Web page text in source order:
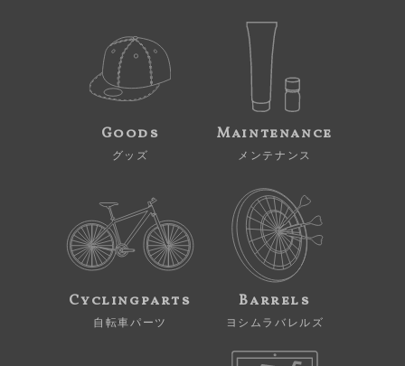
Goods
グッズ
Maintenance
メンテナンス
Cyclingparts
自転車パーツ
Barrels
ヨシムラバレルズ